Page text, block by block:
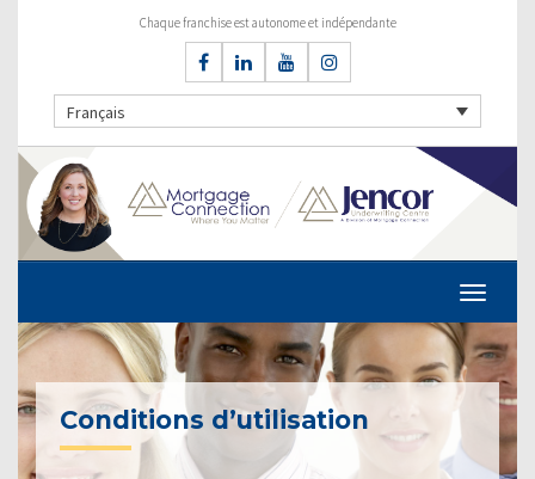
Chaque franchise est autonome et indépendante
Français
Conditions d’utilisation